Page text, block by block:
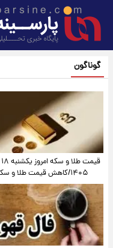
گوناگون
۱۴۰۵/کاهش قیمت طلا و سکه